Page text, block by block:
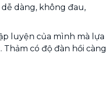
dàng, không đau,
luyện của mình mà lựa
có độ đàn hồi càng